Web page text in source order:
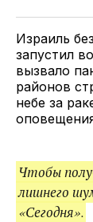
Twitter
Израиль
запустил
вызвало
районов
небе за
Чтобы
лишнего
«Сегодня».